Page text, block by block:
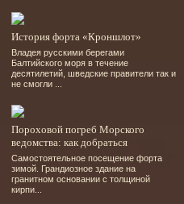
История форта «Кроншлот»
Владея русскими берегами
Балтийского моря в течение
десятилетий, шведские правители так и
не смогли ...
Пороховой погреб Морского
ведомства: как добраться
Самостоятельное посещение форта
зимой. Грандиозное здание на
гранитном основании с толщиной
кирпи...